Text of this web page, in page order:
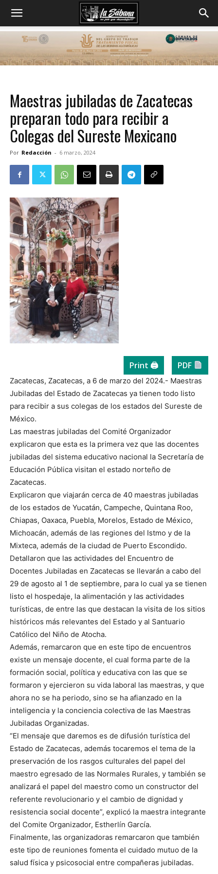
Maestras jubiladas de Zacatecas
preparan todo para recibir a
Colegas del Sureste Mexicano
Por Redacción - 6 marzo, 2024
Print 🖨 PDF
Zacatecas, Zacatecas, a 6 de marzo del 2024.- Maestras
Jubiladas del Estado de Zacatecas ya tienen todo listo
para recibir a sus colegas de los estados del Sureste de
México.
Las maestras jubiladas del Comité Organizador
explicaron que esta es la primera vez que las docentes
jubiladas del sistema educativo nacional la Secretaría de
Educación Pública visitan el estado norteño de
Zacatecas.
Explicaron que viajarán cerca de 40 maestras jubiladas
de los estados de Yucatán, Campeche, Quintana Roo,
Chiapas, Oaxaca, Puebla, Morelos, Estado de México,
Michoacán, además de las regiones del Istmo y de la
Mixteca, además de la ciudad de Puerto Escondido.
Detallaron que las actividades del Encuentro de
Docentes Jubiladas en Zacatecas se llevarán a cabo del
29 de agosto al 1 de septiembre, para lo cual ya se tienen
listo el hospedaje, la alimentación y las actividades
turísticas, de entre las que destacan la visita de los sitios
históricos más relevantes del Estado y al Santuario
Católico del Niño de Atocha.
Además, remarcaron que en este tipo de encuentros
existe un mensaje docente, el cual forma parte de la
formación social, política y educativa con las que se
formaron y ejercieron su vida laboral las maestras, y que
ahora no se ha periodo, sino se ha afianzado en la
inteligencia y la conciencia colectiva de las Maestras
Jubiladas Organizadas.
“El mensaje que daremos es de difusión turística del
Estado de Zacatecas, además tocaremos el tema de la
preservación de los rasgos culturales del papel del
maestro egresado de las Normales Rurales, y también se
analizará el papel del maestro como un constructor del
referente revolucionario y el cambio de dignidad y
resistencia social docente”, explicó la maestra integrante
del Comite Organizador, Estherlín García.
Finalmente, las organizadoras remarcaron que también
este tipo de reuniones fomenta el cuidado mutuo de la
salud física y psicosocial entre compañeras jubiladas.